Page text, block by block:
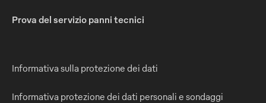
Prova del servizio panni tecnici
Informativa sulla protezione dei dati
Informativa protezione dei dati personali e sondaggi